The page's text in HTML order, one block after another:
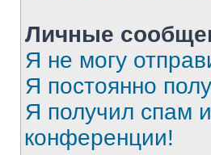
Личные
Я не могу
Я постоянно
Я получил спам
конференции!